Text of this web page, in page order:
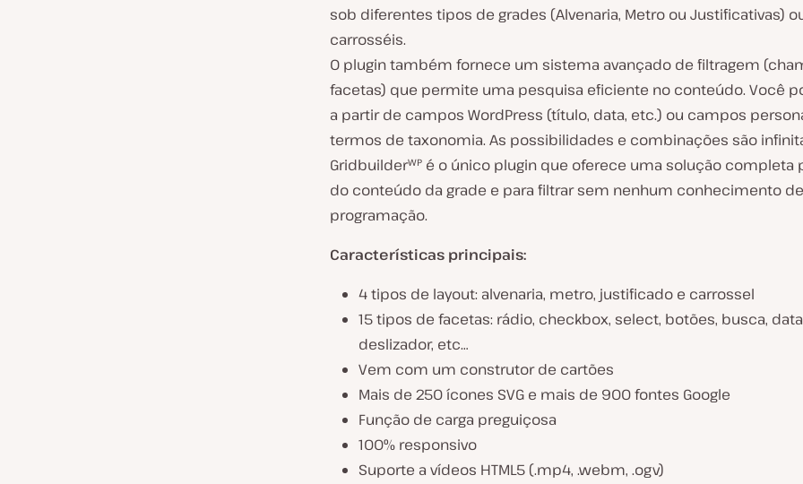
sob diferentes tipos de grades (Alvenaria, Metro ou Justificativas)
carrosséis.
O plugin também fornece um sistema avançado de filtragem
facetas) que permite uma pesquisa eficiente no conteúdo. Você
a partir de campos WordPress (título, data, etc.) ou campos
termos de taxonomia. As possibilidades e combinações são
Gridbuilderᵂᴾ é o único plugin que oferece uma solução completa
do conteúdo da grade e para filtrar sem nenhum conhecimento de
programação.
Características principais:
4 tipos de layout: alvenaria, metro, justificado e carrossel
15 tipos de facetas: rádio, checkbox, select, botões, busca,
deslizador, etc…
Vem com um construtor de cartões
Mais de 250 ícones SVG e mais de 900 fontes Google
Função de carga preguiçosa
100% responsivo
Suporte a vídeos HTML5 (.mp4, .webm, .ogv)